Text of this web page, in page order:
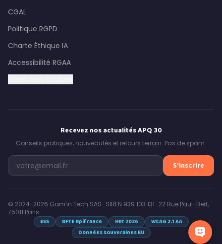
CGAL
Politique RGPD
Charte Éthique IA
Accessibilité RGAA
Recevez nos actualités APQ 30
Conseils pratiques, nouveautés et retours terrain. Pas de spam.
S'inscrire
© 2024-2026 Gam'in Tech SAS · SIREN 939 103 131 · 22 Rue Paul-Bert,
75011 Paris
ESS BFTE Bpifrance HIIT 2026
WCAG 2.1 AA
Données souveraines EU